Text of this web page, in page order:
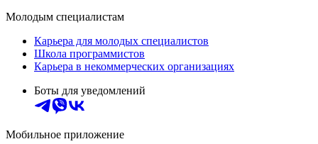
Молодым специалистам
Карьера для молодых специалистов
Школа программистов
Карьера в некоммерческих организациях
Боты для уведомлений
Мобильное приложение